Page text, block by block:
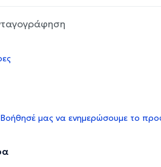
Βοήθησέ μας να ενημερώσουμε το